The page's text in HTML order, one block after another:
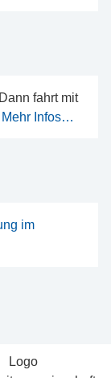
fahrt mit
Mehr Infos…